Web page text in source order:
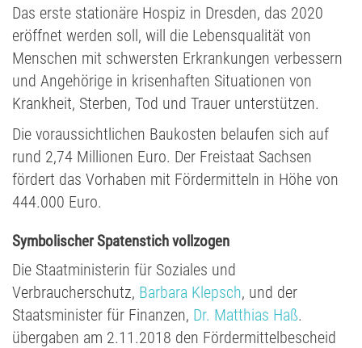
Das erste stationäre Hospiz in Dresden, das 2020
eröffnet werden soll, will die Lebensqualität von
Menschen mit schwersten Erkrankungen verbessern
und Angehörige in krisenhaften Situationen von
Krankheit, Sterben, Tod und Trauer unterstützen.
Die voraussichtlichen Baukosten belaufen sich auf
rund 2,74 Millionen Euro. Der Freistaat Sachsen
fördert das Vorhaben mit Fördermitteln in Höhe von
444.000 Euro.
Symbolischer Spatenstich vollzogen
Die Staatministerin für Soziales und
Verbraucherschutz, Barbara Klepsch, und der
Staatsminister für Finanzen, Dr. Matthias Haß.
übergaben am 2.11.2018 den Fördermittelbescheid